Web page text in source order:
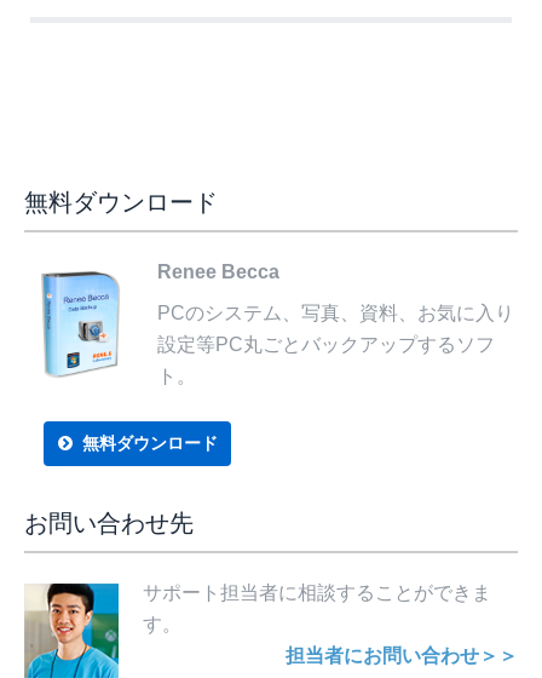
無料ダウンロード
Renee Becca
PCのシステム、写真、資料、お気に入り
設定等PC丸ごとバックアップするソフ
ト。
無料ダウンロード
お問い合わせ先
サポート担当者に相談することができま
す。
担当者にお問い合わせ＞＞